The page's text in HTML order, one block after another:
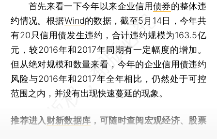
首先来看一下今年以来企业信用债券的整体违
约情况。根据Wind的数据，截至5月14日，今年共
有20只信用债发生违约，合计违约规模为163.5亿
元，较2016年和2017年同期有一定幅度的增加。
但从绝对规模和数量来看，今年的企业信用债违约
风险与2016年和2017年全年相比，仍然处于可控
范围之内，并没有出现快速蔓延的现象。
推荐进入 财新数据库 ，可随时查阅宏观经济、股票